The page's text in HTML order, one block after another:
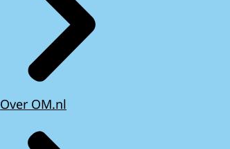
Over OM.nl